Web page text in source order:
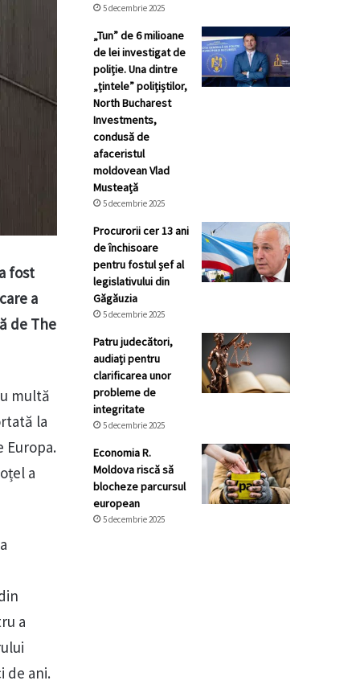
fost
a
de The
multă
la
Europa.
a
a
de ani.
5 decembrie 2025
„Tun” de 6 milioane
de lei investigat de
poliție. Una dintre
„țintele” polițiștilor,
North Bucharest
Investments,
condusă de
afaceristul
moldovean Vlad
Musteață
5 decembrie 2025
Procurorii cer 13 ani
de închisoare
pentru fostul șef al
legislativului din
Găgăuzia
5 decembrie 2025
Patru judecători,
audiați pentru
clarificarea unor
probleme de
integritate
5 decembrie 2025
Economia R.
Moldova riscă să
blocheze parcursul
european
5 decembrie 2025